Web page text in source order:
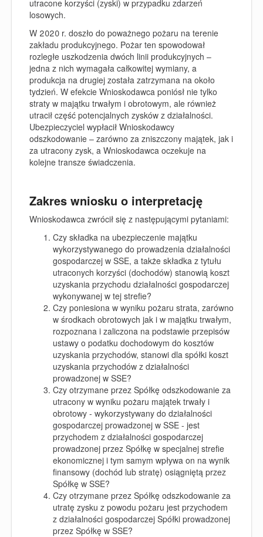
utracone korzyści (zyski) w przypadku zdarzeń
losowych.
W 2020 r. doszło do poważnego pożaru na terenie
zakładu produkcyjnego. Pożar ten spowodował
rozległe uszkodzenia dwóch linii produkcyjnych –
jedna z nich wymagała całkowitej wymiany, a
produkcja na drugiej została zatrzymana na około
tydzień. W efekcie Wnioskodawca poniósł nie tylko
straty w majątku trwałym i obrotowym, ale również
utracił część potencjalnych zysków z działalności.
Ubezpieczyciel wypłacił Wnioskodawcy
odszkodowanie – zarówno za zniszczony majątek, jak i
za utracony zysk, a Wnioskodawca oczekuje na
kolejne transze świadczenia.
Zakres wniosku o interpretację
Wnioskodawca zwrócił się z następującymi pytaniami:
Czy składka na ubezpieczenie majątku
wykorzystywanego do prowadzenia działalności
gospodarczej w SSE, a także składka z tytułu
utraconych korzyści (dochodów) stanowią koszt
uzyskania przychodu działalności gospodarczej
wykonywanej w tej strefie?
Czy poniesiona w wyniku pożaru strata, zarówno
w środkach obrotowych jak i w majątku trwałym,
rozpoznana i zaliczona na podstawie przepisów
ustawy o podatku dochodowym do kosztów
uzyskania przychodów, stanowi dla spółki koszt
uzyskania przychodów z działalności
prowadzonej w SSE?
Czy otrzymane przez Spółkę odszkodowanie za
utracony w wyniku pożaru majątek trwały i
obrotowy - wykorzystywany do działalności
gospodarczej prowadzonej w SSE - jest
przychodem z działalności gospodarczej
prowadzonej przez Spółkę w specjalnej strefie
ekonomicznej i tym samym wpływa on na wynik
finansowy (dochód lub stratę) osiągniętą przez
Spółkę w SSE?
Czy otrzymane przez Spółkę odszkodowanie za
utratę zysku z powodu pożaru jest przychodem
z działalności gospodarczej Spółki prowadzonej
przez Spółkę w SSE?